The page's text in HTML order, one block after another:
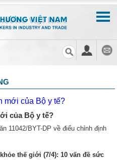
của Bộ y tế?
11042/BYT-DP về điểu chỉnh định
thế giới (7/4): 10 vấn đề sức